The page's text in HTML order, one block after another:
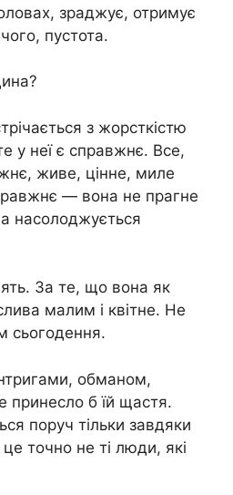
зраджує, отримує
пустота.
з жорсткістю
у неї є справжнє. Все,
живе, цінне, миле
— вона не прагне
насолоджується
За те, що вона як
малим і квітне. Не
сьогодення.
обманом,
принесло б їй щастя.
поруч тільки завдяки
точно не ті люди, які